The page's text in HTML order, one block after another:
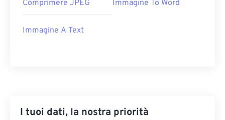
Comprimere JPEG Immagine To Word
Immagine A Text
I tuoi dati, la nostra priorità